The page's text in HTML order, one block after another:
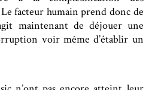
facteur humain prend donc de
maintenant de déjouer une
voir même d’établir un